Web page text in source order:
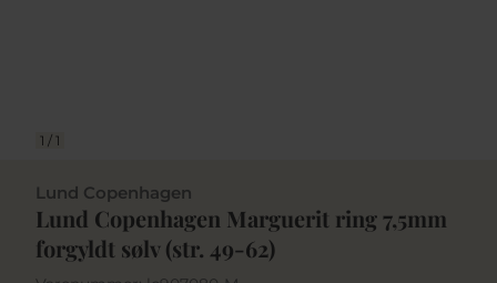
1 / 1
Lund Copenhagen
Lund Copenhagen Marguerit ring 7,5mm
forgyldt sølv (str. 49-62)